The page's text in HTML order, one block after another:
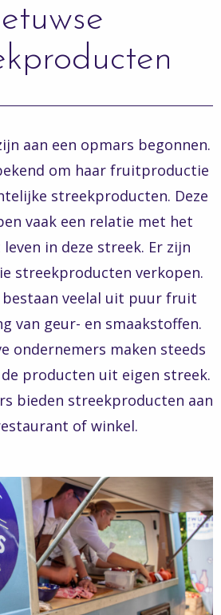
aan een opmars begonnen.
om haar fruitproductie
streekproducten. Deze
vaak een relatie met het
in deze streek. Er zijn
streekproducten verkopen.
bestaan veelal uit puur fruit
van geur- en smaakstoffen.
ondernemers maken steeds
producten uit eigen streek.
bieden streekproducten aan
of winkel.